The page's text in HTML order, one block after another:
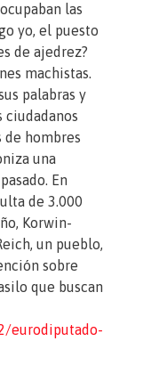
las
yo, el puesto
de ajedrez?
machistas.
palabras y
ciudadanos
de hombres
una
En
de 3.000
Korwin-
un pueblo,
sobre
que buscan
eurodiputado-